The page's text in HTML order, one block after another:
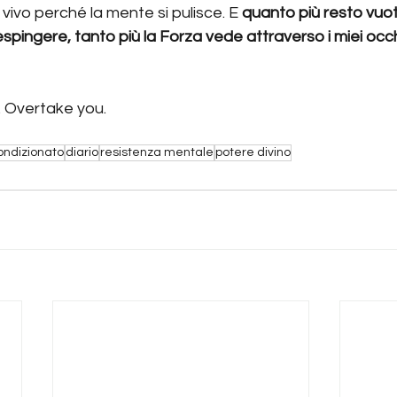
perché la mente si pulisce. E quanto più resto
tanto più la Forza vede attraverso i miei
Overtake you.
diarioresistenza mentale potere divino